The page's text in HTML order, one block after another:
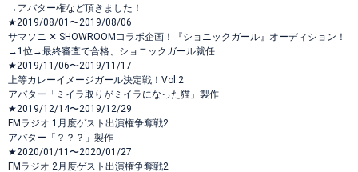
→アバター権など頂きました！
★2019/08/01〜2019/08/06
サマソニ ✕ SHOWROOMコラボ企画！『ショニックガール』オーディション！
→1位→最終審査で合格、ショニックガール就任
★2019/11/06〜2019/11/17
上等カレーイメージガール決定戦！Vol.2
アバター「ミイラ取りがミイラになった猫」製作
★2019/12/14〜2019/12/29
FMラジオ 1月度ゲスト出演権争奪戦2
アバター「？？？」製作
★2020/01/11〜2020/01/27
FMラジオ 2月度ゲスト出演権争奪戦2